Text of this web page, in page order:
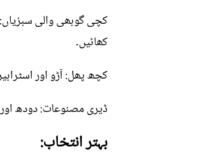
کچی گوبھی والی
کھائیں۔
کچھ پھل: آڑو اور
ڈیری مصنوعات: دودھ اور
بہتر انتخاب: